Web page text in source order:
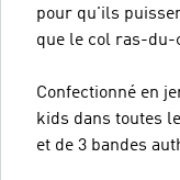
pour qu'ils
que le col ras-du-
Confectionné en
kids dans toutes
et de 3 bandes